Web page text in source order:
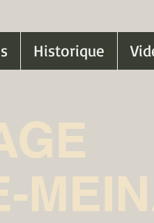
Historique